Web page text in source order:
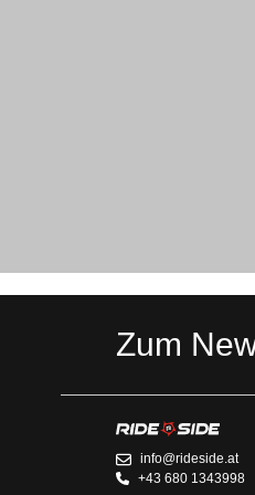
Zum
info@rideside.at
+43 680 1343998